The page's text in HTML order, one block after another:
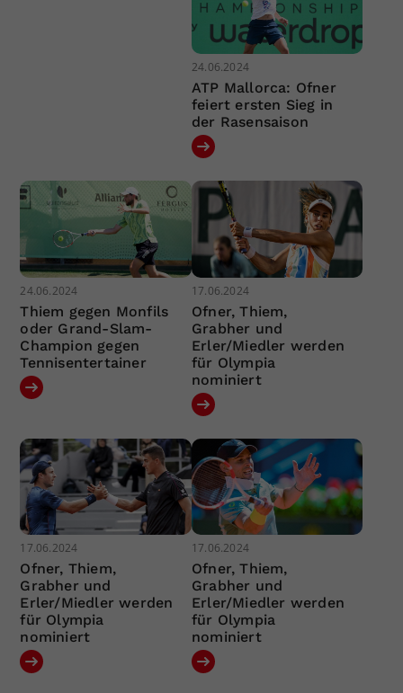
24.06.2024
ATP Mallorca: Ofner
feiert ersten Sieg in
der Rasensaison
24.06.2024
Thiem gegen Monfils
oder Grand-Slam-
Champion gegen
Tennisentertainer
17.06.2024
Ofner, Thiem,
Grabher und
Erler/Miedler werden
für Olympia
nominiert
17.06.2024
Ofner, Thiem,
Grabher und
Erler/Miedler werden
für Olympia
nominiert
17.06.2024
Ofner, Thiem,
Grabher und
Erler/Miedler werden
für Olympia
nominiert